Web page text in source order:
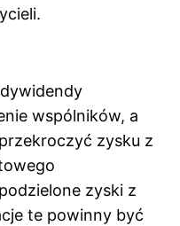
wspólników, a
zysku z
zyski z
te powinny być